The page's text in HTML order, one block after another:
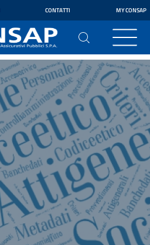
CONTATTI MY CONSAP